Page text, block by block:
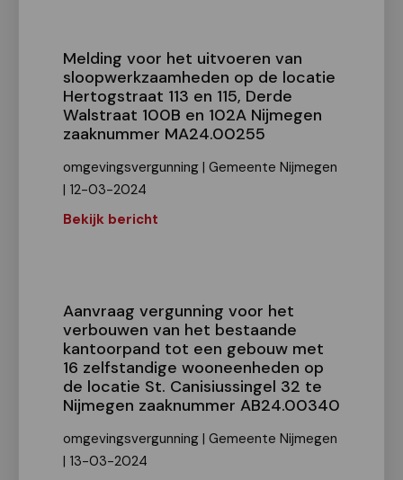
Melding voor het uitvoeren van
sloopwerkzaamheden op de locatie
Hertogstraat 113 en 115, Derde
Walstraat 100B en 102A Nijmegen
zaaknummer MA24.00255
omgevingsvergunning | Gemeente Nijmegen
| 12-03-2024
Bekijk bericht
Aanvraag vergunning voor het
verbouwen van het bestaande
kantoorpand tot een gebouw met
16 zelfstandige wooneenheden op
de locatie St. Canisiussingel 32 te
Nijmegen zaaknummer AB24.00340
omgevingsvergunning | Gemeente Nijmegen
| 13-03-2024